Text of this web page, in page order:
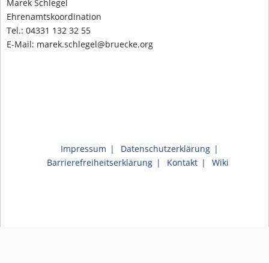
Marek Schlegel
Ehrenamtskoordination
Tel.: 04331 132 32 55
E-Mail: marek.schlegel@bruecke.org
Impressum
Datenschutzerklärung
Barrierefreiheitserklärung
Kontakt Wiki